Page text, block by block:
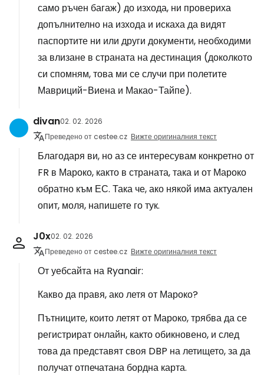
само ръчен багаж) до изхода, ни провериха
допълнително на изхода и искаха да видят
паспортите ни или други документи, необходими
за влизане в страната на дестинация (доколкото
си спомням, това ми се случи при полетите
Мавриций-Виена и Макао-Тайпе).
divan02. 02. 2026
Преведено от cestee.cz Вижте оригиналния текст
Благодаря ви, но аз се интересувам конкретно от
FR в Мароко, както в страната, така и от Мароко
обратно към ЕС. Така че, ако някой има актуален
опит, моля, напишете го тук.
J0x02. 02. 2026
Преведено от cestee.cz Вижте оригиналния текст
От уебсайта на Ryanair:
Какво да правя, ако летя от Мароко?
Пътниците, които летят от Мароко, трябва да се
регистрират онлайн, както обикновено, и след
това да представят своя DBP на летището, за да
получат отпечатана бордна карта.